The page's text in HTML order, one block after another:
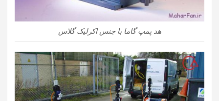
هد پمپ گاما با جنس اکرلیک گلاس